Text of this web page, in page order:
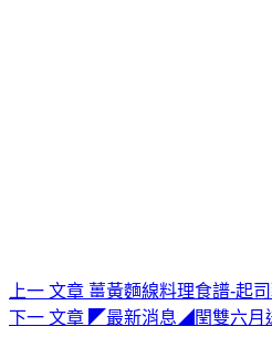
上一 文章 薑黃麵線料理食譜-起
下一 文章 ◤最新消息◢閏雙六月